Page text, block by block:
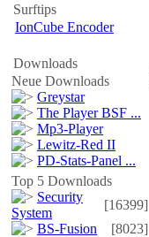
Surftips
IonCube Encoder
Downloads
Neue Downloads
Greystar
The Player BSF ...
Mp3-Player
Lewitz-Red II
PD-Stats-Panel ...
Top 5 Downloads
Security
System
[16399]
BS-Fusion
[8023]